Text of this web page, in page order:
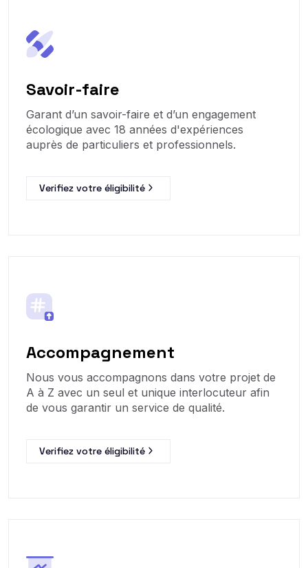
Savoir-faire
Garant d’un savoir-faire et d’un engagement
écologique avec 18 années d'expériences
auprès de particuliers et professionnels.
Verifiez votre éligibilité
Accompagnement
Nous vous accompagnons dans votre projet de
A à Z avec un seul et unique interlocuteur afin
de vous garantir un service de qualité.
Verifiez votre éligibilité